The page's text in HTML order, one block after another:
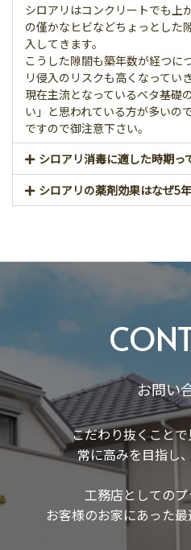
シロアリはコンクリートでも上
の僅かなヒビなどちょっとした
入してきます。
こうした隙閤も築年数が経つに
リ侵入のリスクも高くなっていき
現在主流となっているベタ基礎
い」と思われている方が多いの
ですので御注意下さい。
シロアリ消毒に適した時期っ
シロアリの薬剤効果はなぜ5
お問い
こだわり抜くこと
常に高みを目指し
工務店としての
お客様のお家にあった